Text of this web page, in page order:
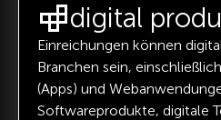
digital
Einreichungen können
Branchen sein,
(Apps) und
Softwareprodukte, digitale